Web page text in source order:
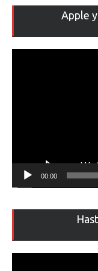
Apple
00:00